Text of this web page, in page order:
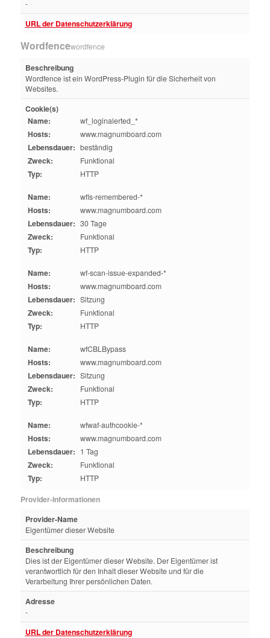
-
URL der Datenschutzerklärung
Wordfencewordfence
Beschreibung
Wordfence ist ein WordPress-Plugin für die Sicherheit von
Websites.
Cookie(s)
Name:
wf_loginalerted_*
Hosts: www.magnumboard.com
Lebensdauer: beständig
Zweck: Funktional
Typ: HTTP
Name: wfls-remembered-*
Hosts: www.magnumboard.com
Lebensdauer: 30 Tage
Zweck: Funktional
Typ: HTTP
Name: wf-scan-issue-expanded-*
Hosts: www.magnumboard.com
Lebensdauer: Sitzung
Zweck: Funktional
Typ: HTTP
Name: wfCBLBypass
Hosts: www.magnumboard.com
Lebensdauer: Sitzung
Zweck: Funktional
Typ: HTTP
Name: wfwaf-authcookie-*
Hosts: www.magnumboard.com
Lebensdauer: 1 Tag
Zweck: Funktional
Typ: HTTP
Provider-Informationen
Provider-Name
Eigentümer dieser Website
Beschreibung
Dies ist der Eigentümer dieser Website. Der Eigentümer ist
verantwortlich für den Inhalt dieser Website und für die
Verarbeitung Ihrer persönlichen Daten.
Adresse
-
URL der Datenschutzerklärung